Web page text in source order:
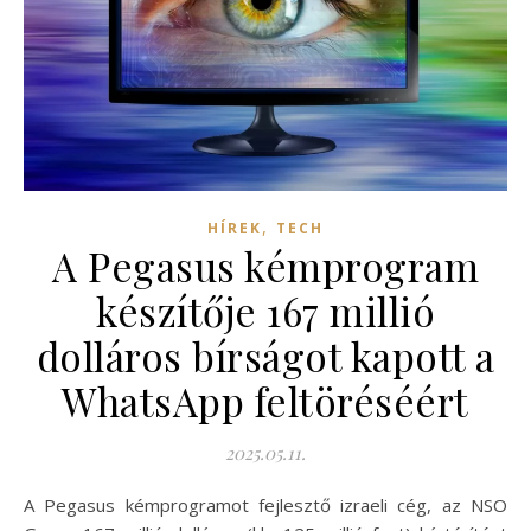
HÍREK, TECH
A Pegasus kémprogram
készítője 167 millió
dolláros bírságot kapott a
WhatsApp feltöréséért
2025.05.11.
A Pegasus kémprogramot fejlesztő izraeli cég, az NSO